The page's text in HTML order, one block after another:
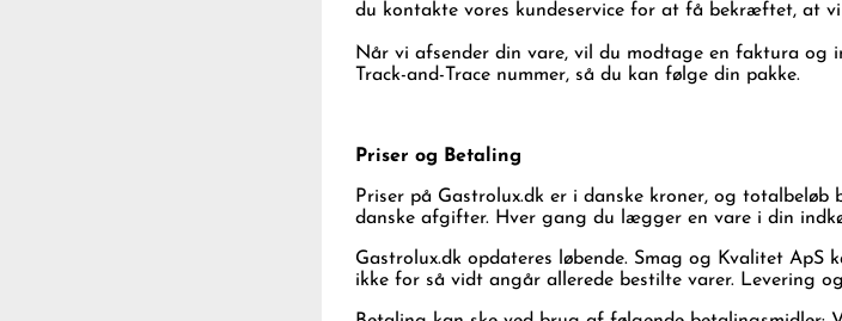
du kontakte vores kundeservice for at få bekræftet, at
Når vi afsender din vare, vil du modtage en faktura og
Track-and-Trace nummer, så du kan følge din pakke.
Priser og Betaling
Priser på Gastrolux.dk er i danske kroner, og
danske afgifter. Hver gang du lægger en vare i din
Gastrolux.dk opdateres løbende. Smag og Kvalitet ApS
ikke for så vidt angår allerede bestilte varer. Levering